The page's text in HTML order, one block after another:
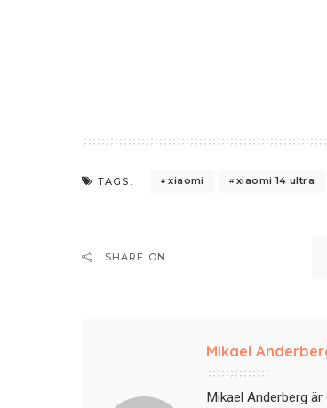
TAGS: xiaomi xiaomi 14 ultra
SHARE ON
Mikael
Mikael Anderberg